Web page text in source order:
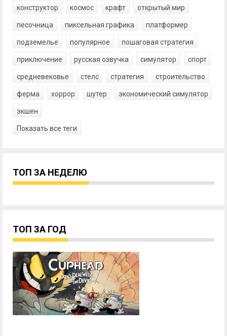
конструктор космос крафт открытый мир
песочница пиксельная графика платформер
подземелье популярное пошаговая стратегия
приключение русская озвучка симулятор спорт
средневековье стелс стратегия строительство
ферма хоррор шутер экономический симулятор
экшен
Показать все теги
ТОП ЗА НЕДЕЛЮ
ТОП ЗА ГОД